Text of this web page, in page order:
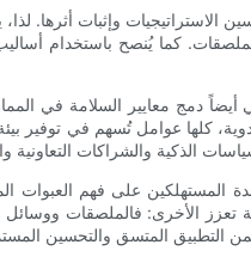
الاستراتيجيات وإثبات أثرها.
كما يُنصح باستخدام
أيضاً دمج معايير السلامة في
كلها عوامل تُسهم في توفير
المستهلكين على فهم العبوات
تعزز الأخرى: فالملصقات